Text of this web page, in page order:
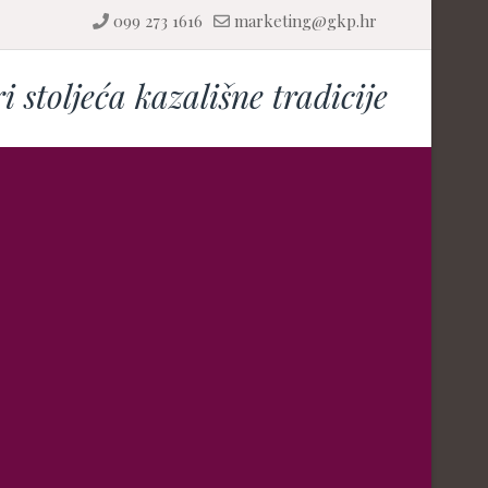
099 273 1616 marketing@gkp.hr
stoljeća kazališne tradicije